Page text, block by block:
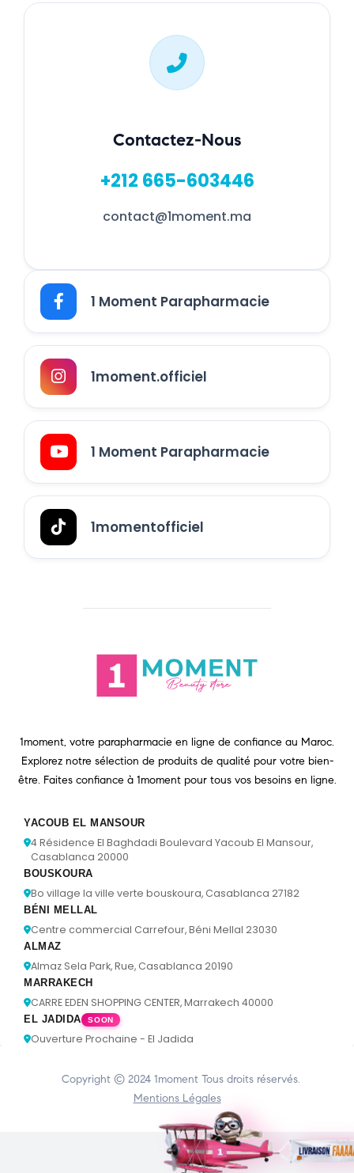
Contactez-Nous
+212 665-603446
contact@1moment.ma
1 Moment Parapharmacie
1moment.officiel
1 Moment Parapharmacie
1momentofficiel
1moment, votre parapharmacie en ligne de confiance au Maroc.
Explorez notre sélection de produits de qualité pour votre bien-
être. Faites confiance à 1moment pour tous vos besoins en ligne.
YACOUB EL MANSOUR
4 Résidence El Baghdadi Boulevard Yacoub El Mansour,
Casablanca 20000
BOUSKOURA
Bo village la ville verte bouskoura, Casablanca 27182
BÉNI MELLAL
Centre commercial Carrefour, Béni Mellal 23030
ALMAZ
Almaz Sela Park, Rue, Casablanca 20190
MARRAKECH
CARRE EDEN SHOPPING CENTER, Marrakech 40000
EL JADIDA SOON
Ouverture Prochaine - El Jadida
Copyright © 2024 1moment Tous droits réservés.
Mentions Légales